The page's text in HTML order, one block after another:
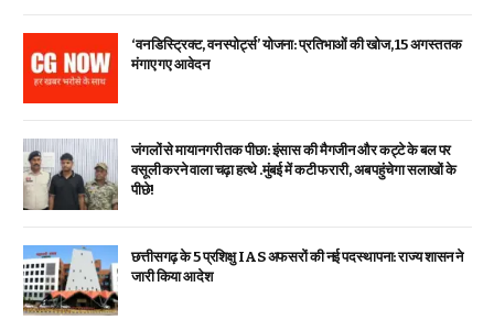
‘वन डिस्ट्रिक्ट, वन स्पोर्ट्स’ योजना: प्रतिभाओं की खोज, 15 अगस्त तक
मंगाए गए आवेदन
जंगलों से मायानगरी तक पीछा: इंसास की मैगजीन और कट्टे के बल पर
वसूली करने वाला चढ़ा हत्थे .मुंबई में कटी फरारी, अब पहुंचेगा सलाखों के
पीछे!
छत्तीसगढ़ के 5 प्रशिक्षु IAS अफसरों की नई पदस्थापना: राज्य शासन ने
जारी किया आदेश